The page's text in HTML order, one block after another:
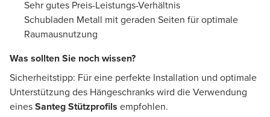
Sehr gutes Preis-Leistungs-Verhältnis
Schubladen Metall mit geraden Seiten für optimale
Raumausnutzung
Was sollten Sie noch wissen?
Sicherheitstipp: Für eine perfekte Installation und optimale
Unterstützung des Hängeschranks wird die Verwendung
einesSanteg Stützprofils empfohlen.